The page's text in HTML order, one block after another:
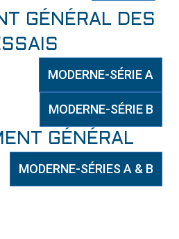
GÉNÉRAL DES
MODERNE-SÉRIE A
MODERNE-SÉRIE B
GÉNÉRAL
MODERNE-SÉRIES A & B